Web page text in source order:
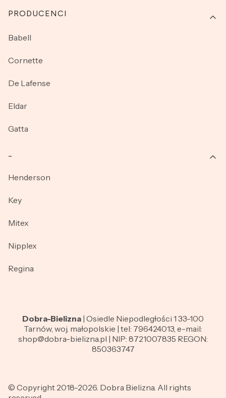
PRODUCENCI
Babell
Cornette
De Lafense
Eldar
Gatta
Henderson
Key
Mitex
Nipplex
Regina
Dobra-Bielizna | Osiedle Niepodległości 1 33-100
Tarnów, woj. małopolskie | tel: 796424013, e-mail:
shop@dobra-bielizna.pl | NIP: 8721007835 REGON:
850363747
© Copyright 2018-2026. Dobra Bielizna. All rights